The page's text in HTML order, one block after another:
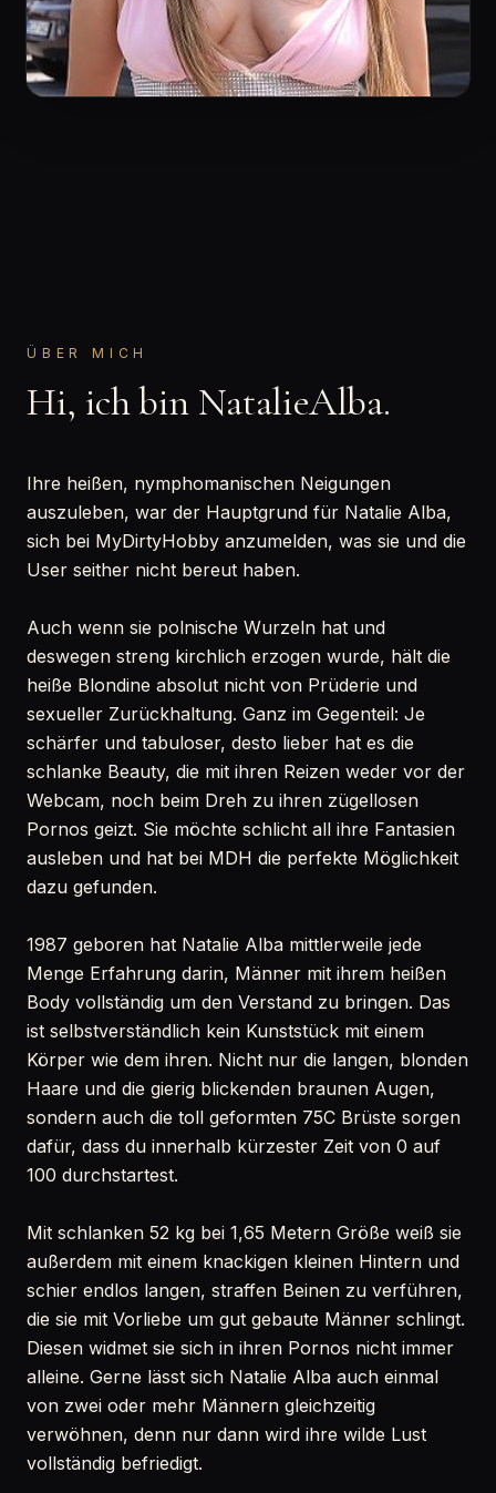
ÜBER MICH
Hi, ich bin NatalieAlba.
Ihre heißen, nymphomanischen Neigungen
auszuleben, war der Hauptgrund für Natalie Alba,
sich bei MyDirtyHobby anzumelden, was sie und die
User seither nicht bereut haben.
Auch wenn sie polnische Wurzeln hat und
deswegen streng kirchlich erzogen wurde, hält die
heiße Blondine absolut nicht von Prüderie und
sexueller Zurückhaltung. Ganz im Gegenteil: Je
schärfer und tabuloser, desto lieber hat es die
schlanke Beauty, die mit ihren Reizen weder vor der
Webcam, noch beim Dreh zu ihren zügellosen
Pornos geizt. Sie möchte schlicht all ihre Fantasien
ausleben und hat bei MDH die perfekte Möglichkeit
dazu gefunden.
1987 geboren hat Natalie Alba mittlerweile jede
Menge Erfahrung darin, Männer mit ihrem heißen
Body vollständig um den Verstand zu bringen. Das
ist selbstverständlich kein Kunststück mit einem
Körper wie dem ihren. Nicht nur die langen, blonden
Haare und die gierig blickenden braunen Augen,
sondern auch die toll geformten 75C Brüste sorgen
dafür, dass du innerhalb kürzester Zeit von 0 auf
100 durchstartest.
Mit schlanken 52 kg bei 1,65 Metern Größe weiß sie
außerdem mit einem knackigen kleinen Hintern und
schier endlos langen, straffen Beinen zu verführen,
die sie mit Vorliebe um gut gebaute Männer schlingt.
Diesen widmet sie sich in ihren Pornos nicht immer
alleine. Gerne lässt sich Natalie Alba auch einmal
von zwei oder mehr Männern gleichzeitig
verwöhnen, denn nur dann wird ihre wilde Lust
vollständig befriedigt.